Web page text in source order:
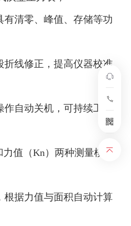
有清零、峰值、存储等功
折线修正，提高仪器校准
作自动关机，可持续工作
力值 （Kn）两种测量模
根据力值与面积自动计算